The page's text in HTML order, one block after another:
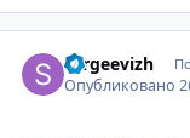
sergeevizh
Опубликовано